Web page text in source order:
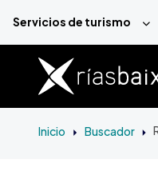
Servicios de turismo
Inicio Buscador